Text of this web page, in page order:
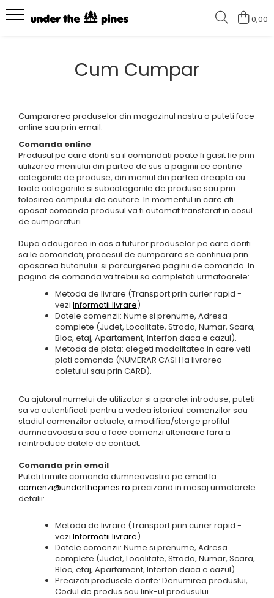
I love climbing - NEW
Keep it simple #2
Keep it simple
Hike more, worry less
Wild and Free
0,00
Cum Cumpar
Cumpararea produselor din magazinul nostru o puteti face
online sau prin email.
Comanda online
Produsul pe care doriti sa il comandati poate fi gasit fie prin
utilizarea meniului din partea de sus a paginii ce contine
categoriile de produse, din meniul din partea dreapta cu
toate categoriile si subcategoriile de produse sau prin
folosirea campului de cautare. In momentul in care ati
apasat comanda produsul va fi automat transferat in cosul
de cumparaturi.
Dupa adaugarea in cos a tuturor produselor pe care doriti
sa le comandati, procesul de cumparare se continua prin
apasarea butonului si parcurgerea paginii de comanda. In
pagina de comanda va trebui sa completati urmatoarele:
Metoda de livrare (Transport prin curier rapid -
vezi Informatii livrare)
Datele comenzii: Nume si prenume, Adresa
complete (Judet, Localitate, Strada, Numar, Scara,
Bloc, etaj, Apartament, Interfon daca e cazul).
Metoda de plata: alegeti modalitatea in care veti
plati comanda (NUMERAR CASH la livrarea
coletului sau prin CARD).
Cu ajutorul numelui de utilizator si a parolei introduse, puteti
sa va autentificati pentru a vedea istoricul comenzilor sau
stadiul comenzilor actuale, a modifica/sterge profilul
dumneavoastra sau a face comenzi ulterioare fara a
reintroduce datele de contact.
Comanda prin email
Puteti trimite comanda dumneavostra pe email la
comenzi@underthepines.ro precizand in mesaj urmatorele
detalii:
Metoda de livrare (Transport prin curier rapid -
vezi Informatii livrare)
Datele comenzii: Nume si prenume, Adresa
complete (Judet, Localitate, Strada, Numar, Scara,
Bloc, etaj, Apartament, Interfon daca e cazul).
Precizati produsele dorite: Denumirea produslui,
Codul de produs sau link-ul produsului.